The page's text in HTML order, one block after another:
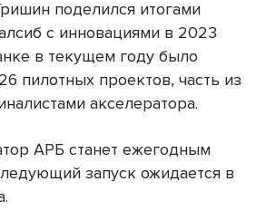
поделился итогами
с инновациями в 2023
в текущем году было
пилотных проектов, часть из
акселератора.
АРБ станет ежегодным
запуск ожидается в